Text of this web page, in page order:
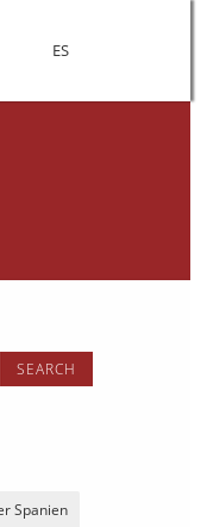
ES
Spanien